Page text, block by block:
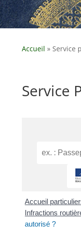
Accueil » Service
Service
Accueil
Infractions
autorisé ?